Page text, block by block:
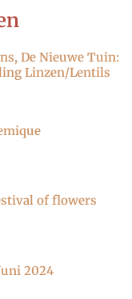
De Nieuwe Tuin:
Linzen/Lentils
of flowers
2024